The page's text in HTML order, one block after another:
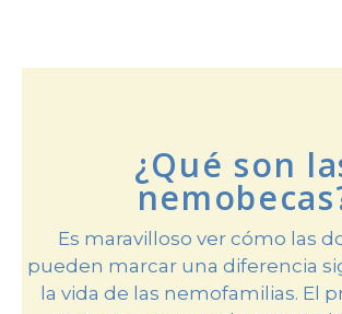
¿Qué son
Es maravilloso ver cómo las
pueden marcar una diferencia
la vida de las nemofamilias. El